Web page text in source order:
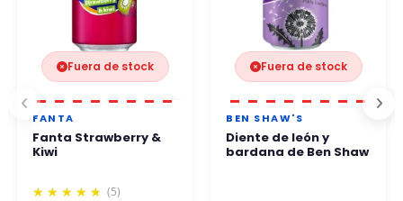
Fuera de stock
FANTA
Fanta Strawberry &
Kiwi
(5)
Fuera de stock
BEN SHAW'S
Diente de león y
bardana de Ben Shaw